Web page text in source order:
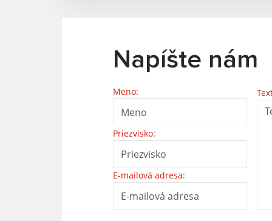
Napíšte nám
Meno:
Priezvisko:
E-mailová adresa: